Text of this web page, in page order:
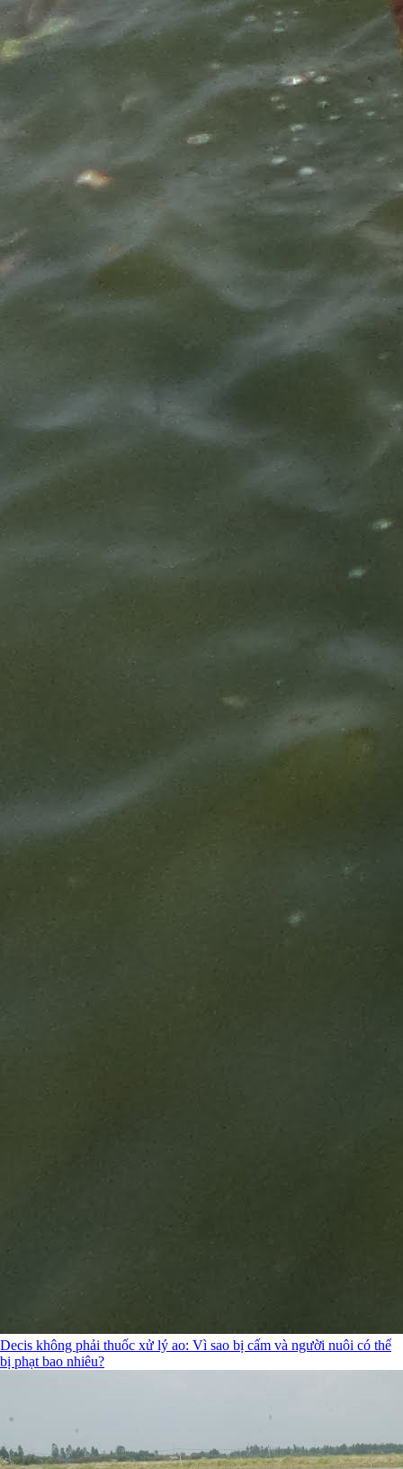
Decis không phải thuốc xử lý ao: Vì sao bị cấm và người nuôi có thể
bị phạt bao nhiêu?